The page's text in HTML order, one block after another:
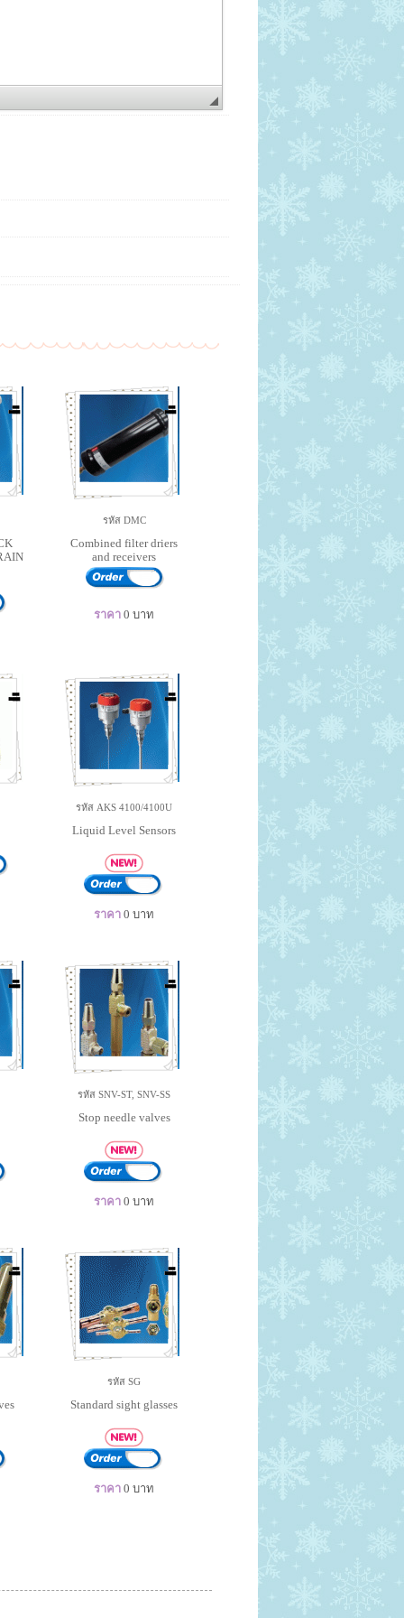
รหัส DMC
Combined filter driers
and receivers
ราคา 0 บาท
รหัส AKS 4100/4100U
Liquid Level Sensors
ราคา 0 บาท
รหัส SNV-ST, SNV-SS
Stop needle valves
ราคา 0 บาท
รหัส SG
Standard sight glasses
ราคา 0 บาท